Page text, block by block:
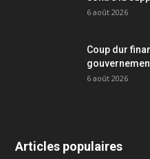
6 août 2026
Coup dur
6 août 2026
Articles populaires